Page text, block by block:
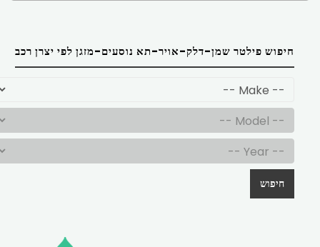
חיפוש פילטר שמן-דלק-אויר-תא נוסעים-מזגן לפי יצרן רכב
חיפוש